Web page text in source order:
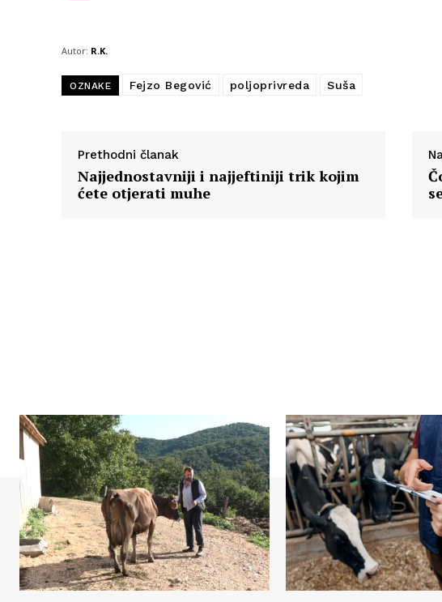
Autor: R.K.
OZNAKE Fejzo Begović poljoprivreda Suša
Prethodni članak
Najjednostavniji i najjeftiniji trik kojim
ćete otjerati muhe